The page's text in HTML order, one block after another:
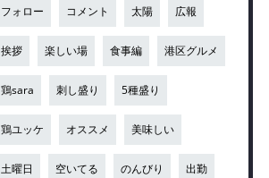
フォロー コメント 太陽 広報
挨拶 楽しい場 食事編 港区グルメ
鶏sara 刺し盛り 5種盛り
鶏ユッケ オススメ 美味しい
土曜日 空いてる のんびり 出勤